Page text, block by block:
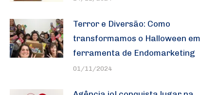
Terror e Diversão: Como
transformamos o Halloween em
ferramenta de Endomarketing
01/11/2024